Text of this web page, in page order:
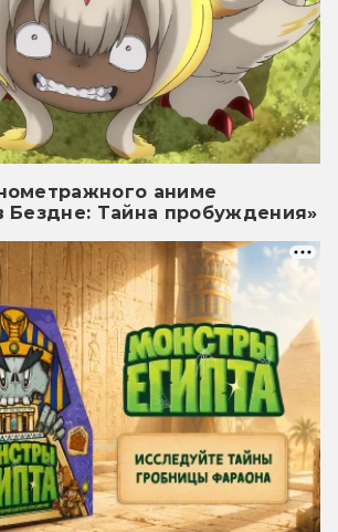
аниме
Бездне: Тайна пробуждения»